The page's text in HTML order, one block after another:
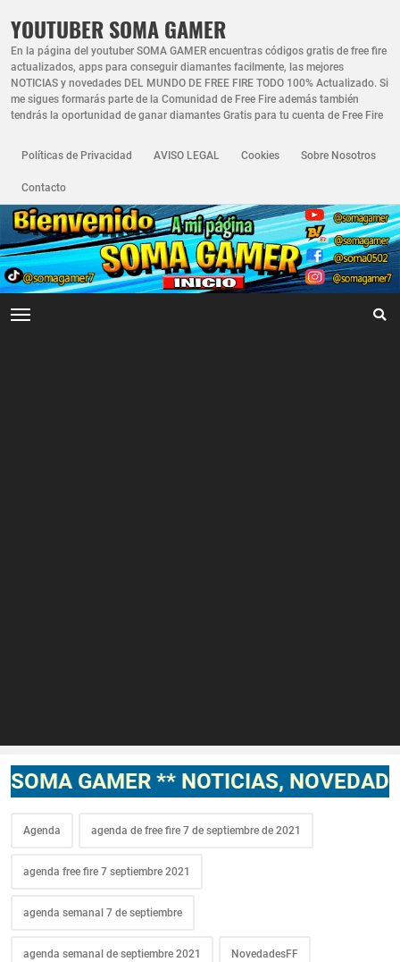
YOUTUBER SOMA GAMER
En la página del youtuber SOMA GAMER encuentras códigos gratis de free fire
actualizados, apps para conseguir diamantes facilmente, las mejores
NOTICIAS y novedades DEL MUNDO DE FREE FIRE TODO 100% Actualizado. Si
me sigues formarás parte de la Comunidad de Free Fire además también
tendrás la oportunidad de ganar diamantes Gratis para tu cuenta de Free Fire
Políticas de Privacidad AVISO LEGAL Cookies Sobre Nosotros
Contacto
** NOTICIAS, NOVEDADES,
Agenda agenda de free fire 7 de septiembre de 2021
agenda free fire 7 septiembre 2021
agenda semanal 7 de septiembre
agenda semanal de septiembre 2021 NovedadesFF